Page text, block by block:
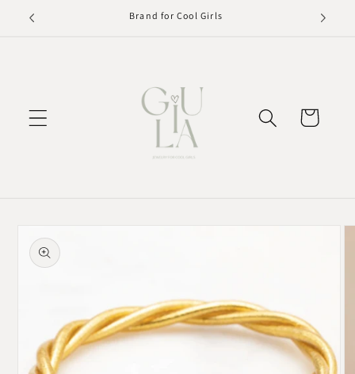
para o
a 50€ Brand for Cool Girls
Carrinho
informação
do produto